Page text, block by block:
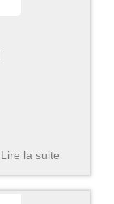
Lire la suite